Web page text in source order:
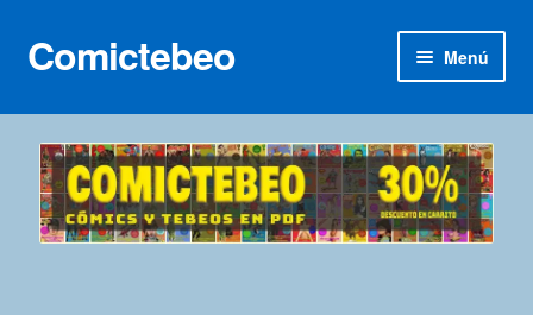
Ir
a
Ir
al
Comictebeo Menú
Inicio
Categorías
Franco-Belga